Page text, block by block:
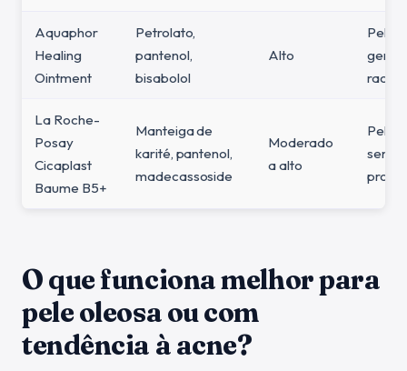
Aquaphor
Healing
Ointment
Petrolato,
pantenol,
bisabolol
Alto
Pele
geral,
La Roche-
Posay
Cicaplast
Baume B5+
Manteiga de
karité, pantenol,
madecassoside
Moderado
a alto
Pele
O que funciona melhor para
pele oleosa ou com
tendência à acne?